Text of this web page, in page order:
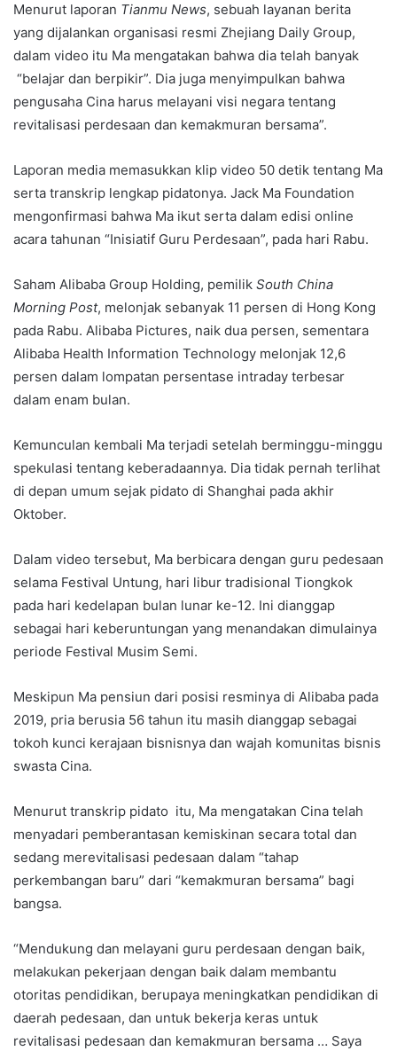
Menurut laporan Tianmu News, sebuah layanan berita
yang dijalankan organisasi resmi Zhejiang Daily Group,
dalam video itu Ma mengatakan bahwa dia telah banyak
“belajar dan berpikir”. Dia juga menyimpulkan bahwa
pengusaha Cina harus melayani visi negara tentang
revitalisasi perdesaan dan kemakmuran bersama”.
Laporan media memasukkan klip video 50 detik tentang Ma
serta transkrip lengkap pidatonya. Jack Ma Foundation
mengonfirmasi bahwa Ma ikut serta dalam edisi online
acara tahunan “Inisiatif Guru Perdesaan”, pada hari Rabu.
Saham Alibaba Group Holding, pemilik South China
Morning Post, melonjak sebanyak 11 persen di Hong Kong
pada Rabu. Alibaba Pictures, naik dua persen, sementara
Alibaba Health Information Technology melonjak 12,6
persen dalam lompatan persentase intraday terbesar
dalam enam bulan.
Kemunculan kembali Ma terjadi setelah berminggu-minggu
spekulasi tentang keberadaannya. Dia tidak pernah terlihat
di depan umum sejak pidato di Shanghai pada akhir
Oktober.
Dalam video tersebut, Ma berbicara dengan guru pedesaan
selama Festival Untung, hari libur tradisional Tiongkok
pada hari kedelapan bulan lunar ke-12. Ini dianggap
sebagai hari keberuntungan yang menandakan dimulainya
periode Festival Musim Semi.
Meskipun Ma pensiun dari posisi resminya di Alibaba pada
2019, pria berusia 56 tahun itu masih dianggap sebagai
tokoh kunci kerajaan bisnisnya dan wajah komunitas bisnis
swasta Cina.
Menurut transkrip pidato itu, Ma mengatakan Cina telah
menyadari pemberantasan kemiskinan secara total dan
sedang merevitalisasi pedesaan dalam “tahap
perkembangan baru” dari “kemakmuran bersama” bagi
bangsa.
“Mendukung dan melayani guru perdesaan dengan baik,
melakukan pekerjaan dengan baik dalam membantu
otoritas pendidikan, berupaya meningkatkan pendidikan di
daerah pedesaan, dan untuk bekerja keras untuk
revitalisasi pedesaan dan kemakmuran bersama … Saya